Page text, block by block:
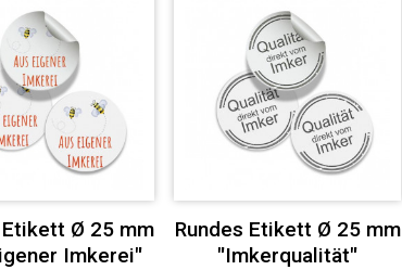
Etikett Ø 25 mm
Imkerei"
Rundes Etikett Ø 25 mm
"Imkerqualität"